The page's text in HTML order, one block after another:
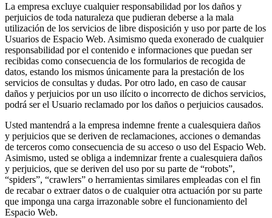
La empresa excluye cualquier responsabilidad por los daños y
perjuicios de toda naturaleza que pudieran deberse a la mala
utilización de los servicios de libre disposición y uso por parte de los
Usuarios de Espacio Web. Asimismo queda exonerado de cualquier
responsabilidad por el contenido e informaciones que puedan ser
recibidas como consecuencia de los formularios de recogida de
datos, estando los mismos únicamente para la prestación de los
servicios de consultas y dudas. Por otro lado, en caso de causar
daños y perjuicios por un uso ilícito o incorrecto de dichos servicios,
podrá ser el Usuario reclamado por los daños o perjuicios causados.
Usted mantendrá a la empresa indemne frente a cualesquiera daños
y perjuicios que se deriven de reclamaciones, acciones o demandas
de terceros como consecuencia de su acceso o uso del Espacio Web.
Asimismo, usted se obliga a indemnizar frente a cualesquiera daños
y perjuicios, que se deriven del uso por su parte de “robots”,
“spiders”, “crawlers” o herramientas similares empleadas con el fin
de recabar o extraer datos o de cualquier otra actuación por su parte
que imponga una carga irrazonable sobre el funcionamiento del
Espacio Web.